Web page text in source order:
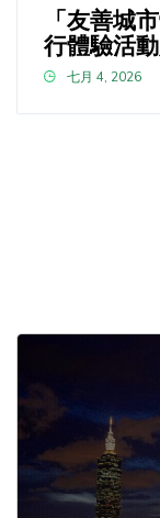
「友善城
行體驗活
七月 4, 2026